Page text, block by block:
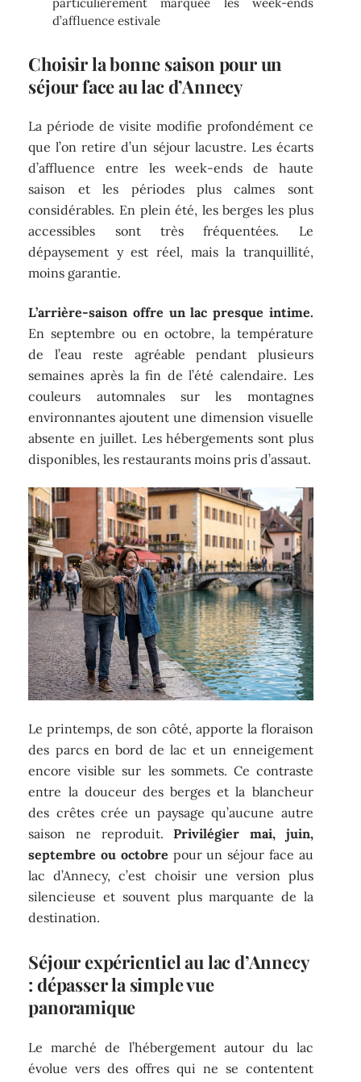
d’affluence estivale
Choisir la bonne saison pour un
séjour face au lac d’Annecy
La période de visite modifie profondément ce
que l’on retire d’un séjour lacustre. Les écarts
d’affluence entre les week-ends de haute
saison et les périodes plus calmes sont
considérables. En plein été, les berges les plus
accessibles sont très fréquentées. Le
dépaysement y est réel, mais la tranquillité,
moins garantie.
L’arrière-saison offre un lac presque intime.
En septembre ou en octobre, la température
de l’eau reste agréable pendant plusieurs
semaines après la fin de l’été calendaire. Les
couleurs automnales sur les montagnes
environnantes ajoutent une dimension visuelle
absente en juillet. Les hébergements sont plus
disponibles, les restaurants moins pris d’assaut.
Le printemps, de son côté, apporte la floraison
des parcs en bord de lac et un enneigement
encore visible sur les sommets. Ce contraste
entre la douceur des berges et la blancheur
des crêtes crée un paysage qu’aucune autre
saison ne reproduit.Privilégier mai, juin,
septembre ou octobre pour un séjour face au
lac d’Annecy, c’est choisir une version plus
silencieuse et souvent plus marquante de la
destination.
Séjour expérientiel au lac d’Annecy
: dépasser la simple vue
panoramique
Le marché de l’hébergement autour du lac
évolue vers des offres qui ne se contentent